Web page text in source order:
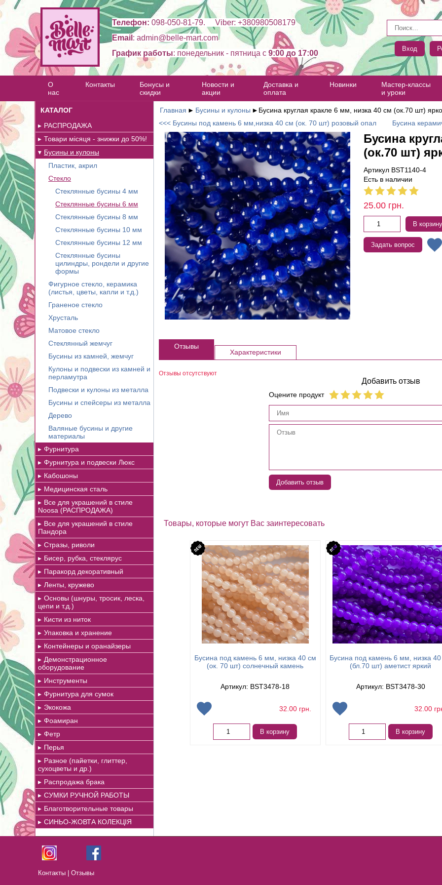
Телефон: 098-050-81-79. Viber: +380980508179
Email : admin@belle-mart.com
График работы: понедельник - пятница c 9:00 до 17:00
Вход
О
нас
Контакты
Бонусы и
скидки
Новости и
акции
Доставка и
оплата
Новинки
Мастер-классы
и уроки
КАТАЛОГ
РАСПРОДАЖА
Товари місяця - знижки до 50%!
Бусины и кулоны
Пластик, акрил
Стекло
Стеклянные бусины 4 мм
Стеклянные бусины 6 мм
Стеклянные бусины 8 мм
Стеклянные бусины 10 мм
Стеклянные бусины 12 мм
Стеклянные бусины
цилиндры, рондели и другие
формы
Фигурное стекло, керамика
(листья, цветы, капли и т.д.)
Граненое стекло
Хрусталь
Матовое стекло
Стеклянный жемчуг
Бусины из камней, жемчуг
Кулоны и подвески из камней и
перламутра
Подвески и кулоны из металла
Бусины и спейсеры из металла
Дерево
Валяные бусины и другие
материалы
Фурнитура
Фурнитура и подвески Люкс
Кабошоны
Медицинская сталь
Все для украшений в стиле
Noosa (РАСПРОДАЖА)
Все для украшений в стиле
Пандора
Стразы, риволи
Бисер, рубка, стеклярус
Паракорд декоративный
Ленты, кружево
Основы (шнуры, тросик, леска,
цепи и т.д.)
Кисти из ниток
Упаковка и хранение
Контейнеры и оранайзеры
Демонстрационное
оборудование
Инструменты
Фурнитура для сумок
Экокожа
Фоамиран
Фетр
Перья
Разное (пайетки, глиттер,
сухоцветы и др.)
Распродажа брака
СУМКИ РУЧНОЙ РАБОТЫ
Благотворительные товары
СИНЬО-ЖОВТА КОЛЕКЦІЯ
Главная ► Бусины и кулоны ► Бусина круглая кракле 6 мм, низка 40 см (ок.70 шт)
<<< Бусины под камень 6 мм,низка 40 см (ок. 70 шт) розовый опал
Бусина
Бусина
(ок.70 шт)
Артикул BST1140-4
Есть в наличии
25.00 грн.
В корзину
Задать вопрос
Отзывы
Характеристики
Отзывы отсутствуют
Добавить отзыв
Оцените продукт
Добавить отзыв
Товары, которые могут Вас заинтересовать
Бусина под камень 6 мм, низка 40 см
(ок. 70 шт) солнечный камень
Артикул: BST3478-18
32.00 грн.
В корзину
Бусина под камень 6 мм, низка
(бл.70 шт) аметист яркий
Артикул: BST3478-30
32.00
В корзину
Контакты Отзывы